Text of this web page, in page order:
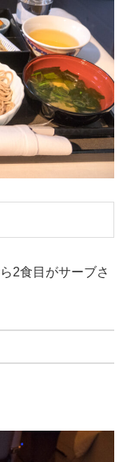
2食目がサーブさ